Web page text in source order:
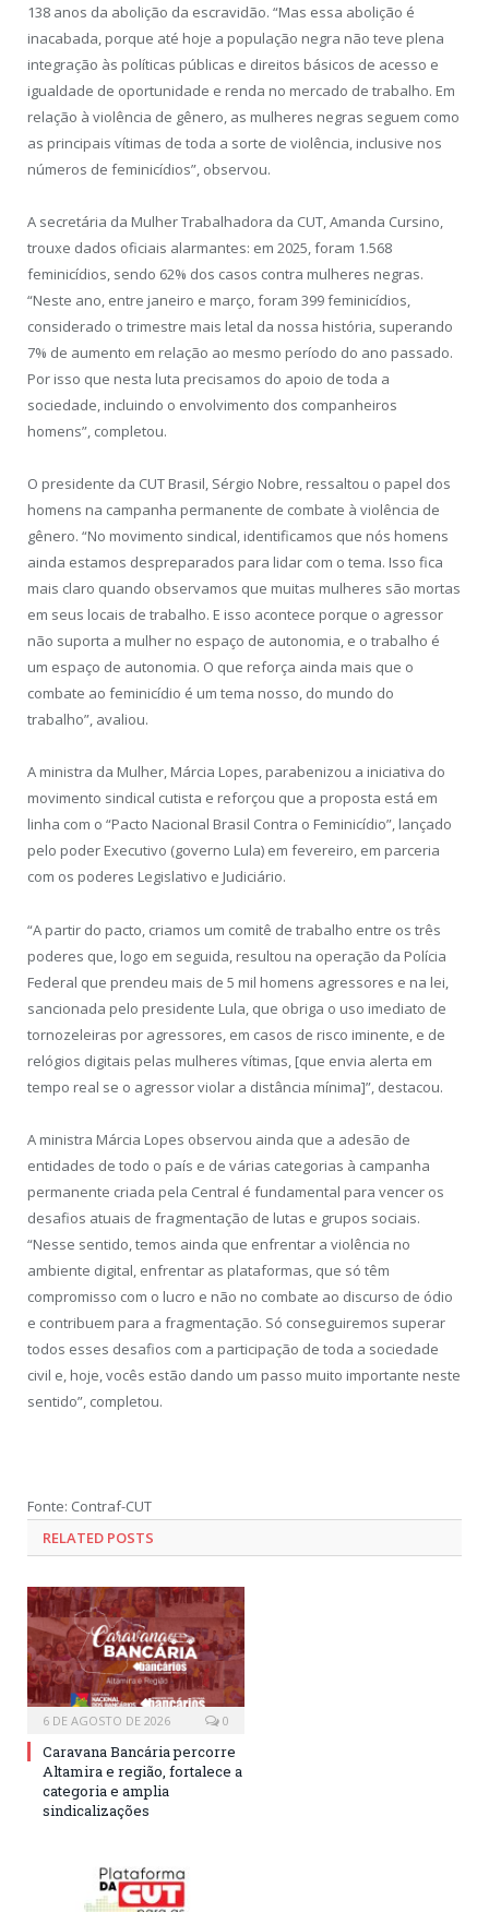
138 anos da abolição da escravidão. “Mas essa abolição é
inacabada, porque até hoje a população negra não teve plena
integração às políticas públicas e direitos básicos de acesso e
igualdade de oportunidade e renda no mercado de trabalho. Em
relação à violência de gênero, as mulheres negras seguem como
as principais vítimas de toda a sorte de violência, inclusive nos
números de feminicídios”, observou.
A secretária da Mulher Trabalhadora da CUT, Amanda Cursino,
trouxe dados oficiais alarmantes: em 2025, foram 1.568
feminicídios, sendo 62% dos casos contra mulheres negras.
“Neste ano, entre janeiro e março, foram 399 feminicídios,
considerado o trimestre mais letal da nossa história, superando
7% de aumento em relação ao mesmo período do ano passado.
Por isso que nesta luta precisamos do apoio de toda a
sociedade, incluindo o envolvimento dos companheiros
homens”, completou.
O presidente da CUT Brasil, Sérgio Nobre, ressaltou o papel dos
homens na campanha permanente de combate à violência de
gênero. “No movimento sindical, identificamos que nós homens
ainda estamos despreparados para lidar com o tema. Isso fica
mais claro quando observamos que muitas mulheres são mortas
em seus locais de trabalho. E isso acontece porque o agressor
não suporta a mulher no espaço de autonomia, e o trabalho é
um espaço de autonomia. O que reforça ainda mais que o
combate ao feminicídio é um tema nosso, do mundo do
trabalho”, avaliou.
A ministra da Mulher, Márcia Lopes, parabenizou a iniciativa do
movimento sindical cutista e reforçou que a proposta está em
linha com o “Pacto Nacional Brasil Contra o Feminicídio”, lançado
pelo poder Executivo (governo Lula) em fevereiro, em parceria
com os poderes Legislativo e Judiciário.
“A partir do pacto, criamos um comitê de trabalho entre os três
poderes que, logo em seguida, resultou na operação da Polícia
Federal que prendeu mais de 5 mil homens agressores e na lei,
sancionada pelo presidente Lula, que obriga o uso imediato de
tornozeleiras por agressores, em casos de risco iminente, e de
relógios digitais pelas mulheres vítimas, [que envia alerta em
tempo real se o agressor violar a distância mínima]”, destacou.
A ministra Márcia Lopes observou ainda que a adesão de
entidades de todo o país e de várias categorias à campanha
permanente criada pela Central é fundamental para vencer os
desafios atuais de fragmentação de lutas e grupos sociais.
“Nesse sentido, temos ainda que enfrentar a violência no
ambiente digital, enfrentar as plataformas, que só têm
compromisso com o lucro e não no combate ao discurso de ódio
e contribuem para a fragmentação. Só conseguiremos superar
todos esses desafios com a participação de toda a sociedade
civil e, hoje, vocês estão dando um passo muito importante neste
sentido”, completou.
Fonte: Contraf-CUT
RELATED POSTS
6 DE AGOSTO DE 2026 0
Caravana Bancária percorre
Altamira e região, fortalece a
categoria e amplia
sindicalizações